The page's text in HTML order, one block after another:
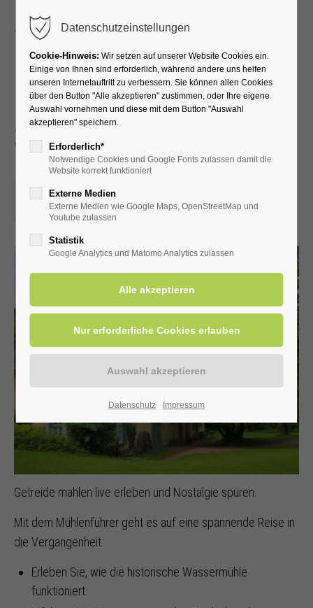
Führung durch die
Schäferkämper
Wassermühle
11.03.2023, 14:30
ORT: SCHÄFERKÄMPER WASSERMÜHLE
Getreide mahlen live erleben und Nostalgie spüren.
Mit dem Mühlenführer geht es auf eine spannende Reise in
die Vergangenheit:
Erleben Sie, wie die historische Wassermühle
funktioniert.
Datenschutzeinstellungen
Cookie-Hinweis: Wir setzen auf unserer Website Cookies ein.
Einige von Ihnen sind erforderlich, während andere uns helfen
unseren Internetauftritt zu verbessern. Sie können allen Cookies
über den Button "Alle akzeptieren" zustimmen, oder Ihre eigene
Auswahl vornehmen und diese mit dem Button "Auswahl
akzeptieren" speichern.
Erforderlich*
Notwendige Cookies und Google Fonts zulassen damit die
Website korrekt funktioniert
Externe Medien
Externe Medien wie Google Maps, OpenStreetMap und
Youtube zulassen
Statistik
Google Analytics und Matomo Analytics zulassen
Datenschutz Impressum